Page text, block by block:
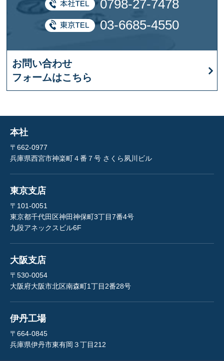
0798-27-7478
03-6685-4550
お問い合わせ
フォームはこちら
本社
〒662-0977
兵庫県西宮市神楽町４番７号 さくら夙川ビル
東京支店
〒101-0051
東京都千代田区神田神保町3丁目7番4号
九段アネックスビル6F
大阪支店
〒530-0054
大阪府大阪市北区南森町1丁目2番28号
伊丹工場
〒664-0845
兵庫県伊丹市東有岡３丁目212